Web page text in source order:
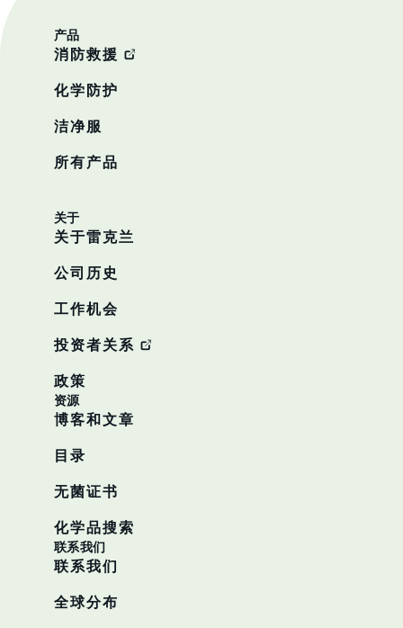
产品
消防救援
化学防护
洁净服
所有产品
关于
关于雷克兰
公司历史
工作机会
投资者关系
政策
资源
博客和文章
目录
无菌证书
化学品搜索
联系我们
联系我们
全球分布